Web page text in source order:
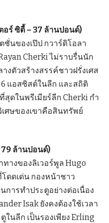
อร์ ซิตี้ – 37 ล้านปอนด์)
ชั่นของเป๊ป กวาร์ดิโอลา
Cherki ไม่ราบรื่นนัก
งตัวสร้างสรรค์ชาวฝรั่งเศส
แอสซิสต์ในลีก และสถิติ
ดในพรีเมียร์ลีก Cherki กำ
ศษของเขาคือสินทรัพย์
ล้านปอนด์)
างของลิเวอร์พูล Hugo
ดดเด่น กองหน้าชาว
การทำประตูอย่างต่อเนื่อง
Isak ยังคงต้องใช้เวลา
ในลีก เป็นรองเพียง Erling